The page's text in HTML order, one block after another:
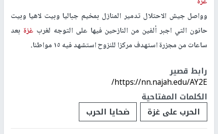
وواصل جيش الاحتلال تدمير المنازل بمخيم جباليا وبيت لاهيا وبيت
حانون التي اجبر ألفين من النازحين فيها على التوجه لغرب غزة بعد
ساعات من مجزرة استهدف مركزا للنزوح استشهد فيه ١٥ مواطنا.
رابط قصير
https://nn.najah.edu/AY2E/
الكلمات المفتاحية
الحرب على غزة
ضحايا الحرب